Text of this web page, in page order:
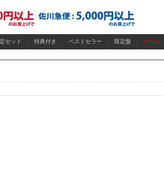
セット 特典付き ベストセラー 限定盤 セール